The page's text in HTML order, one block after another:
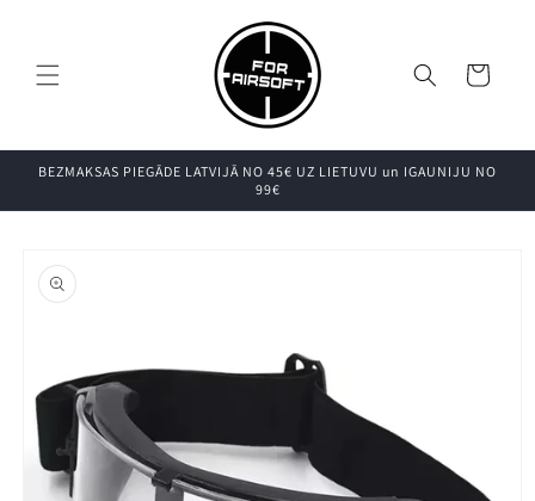
Grozs
BEZMAKSAS PIEGĀDE LATVIJĀ NO 45€ UZ LIETUVU un IGAUNIJU NO
99€
produkta
informāciju